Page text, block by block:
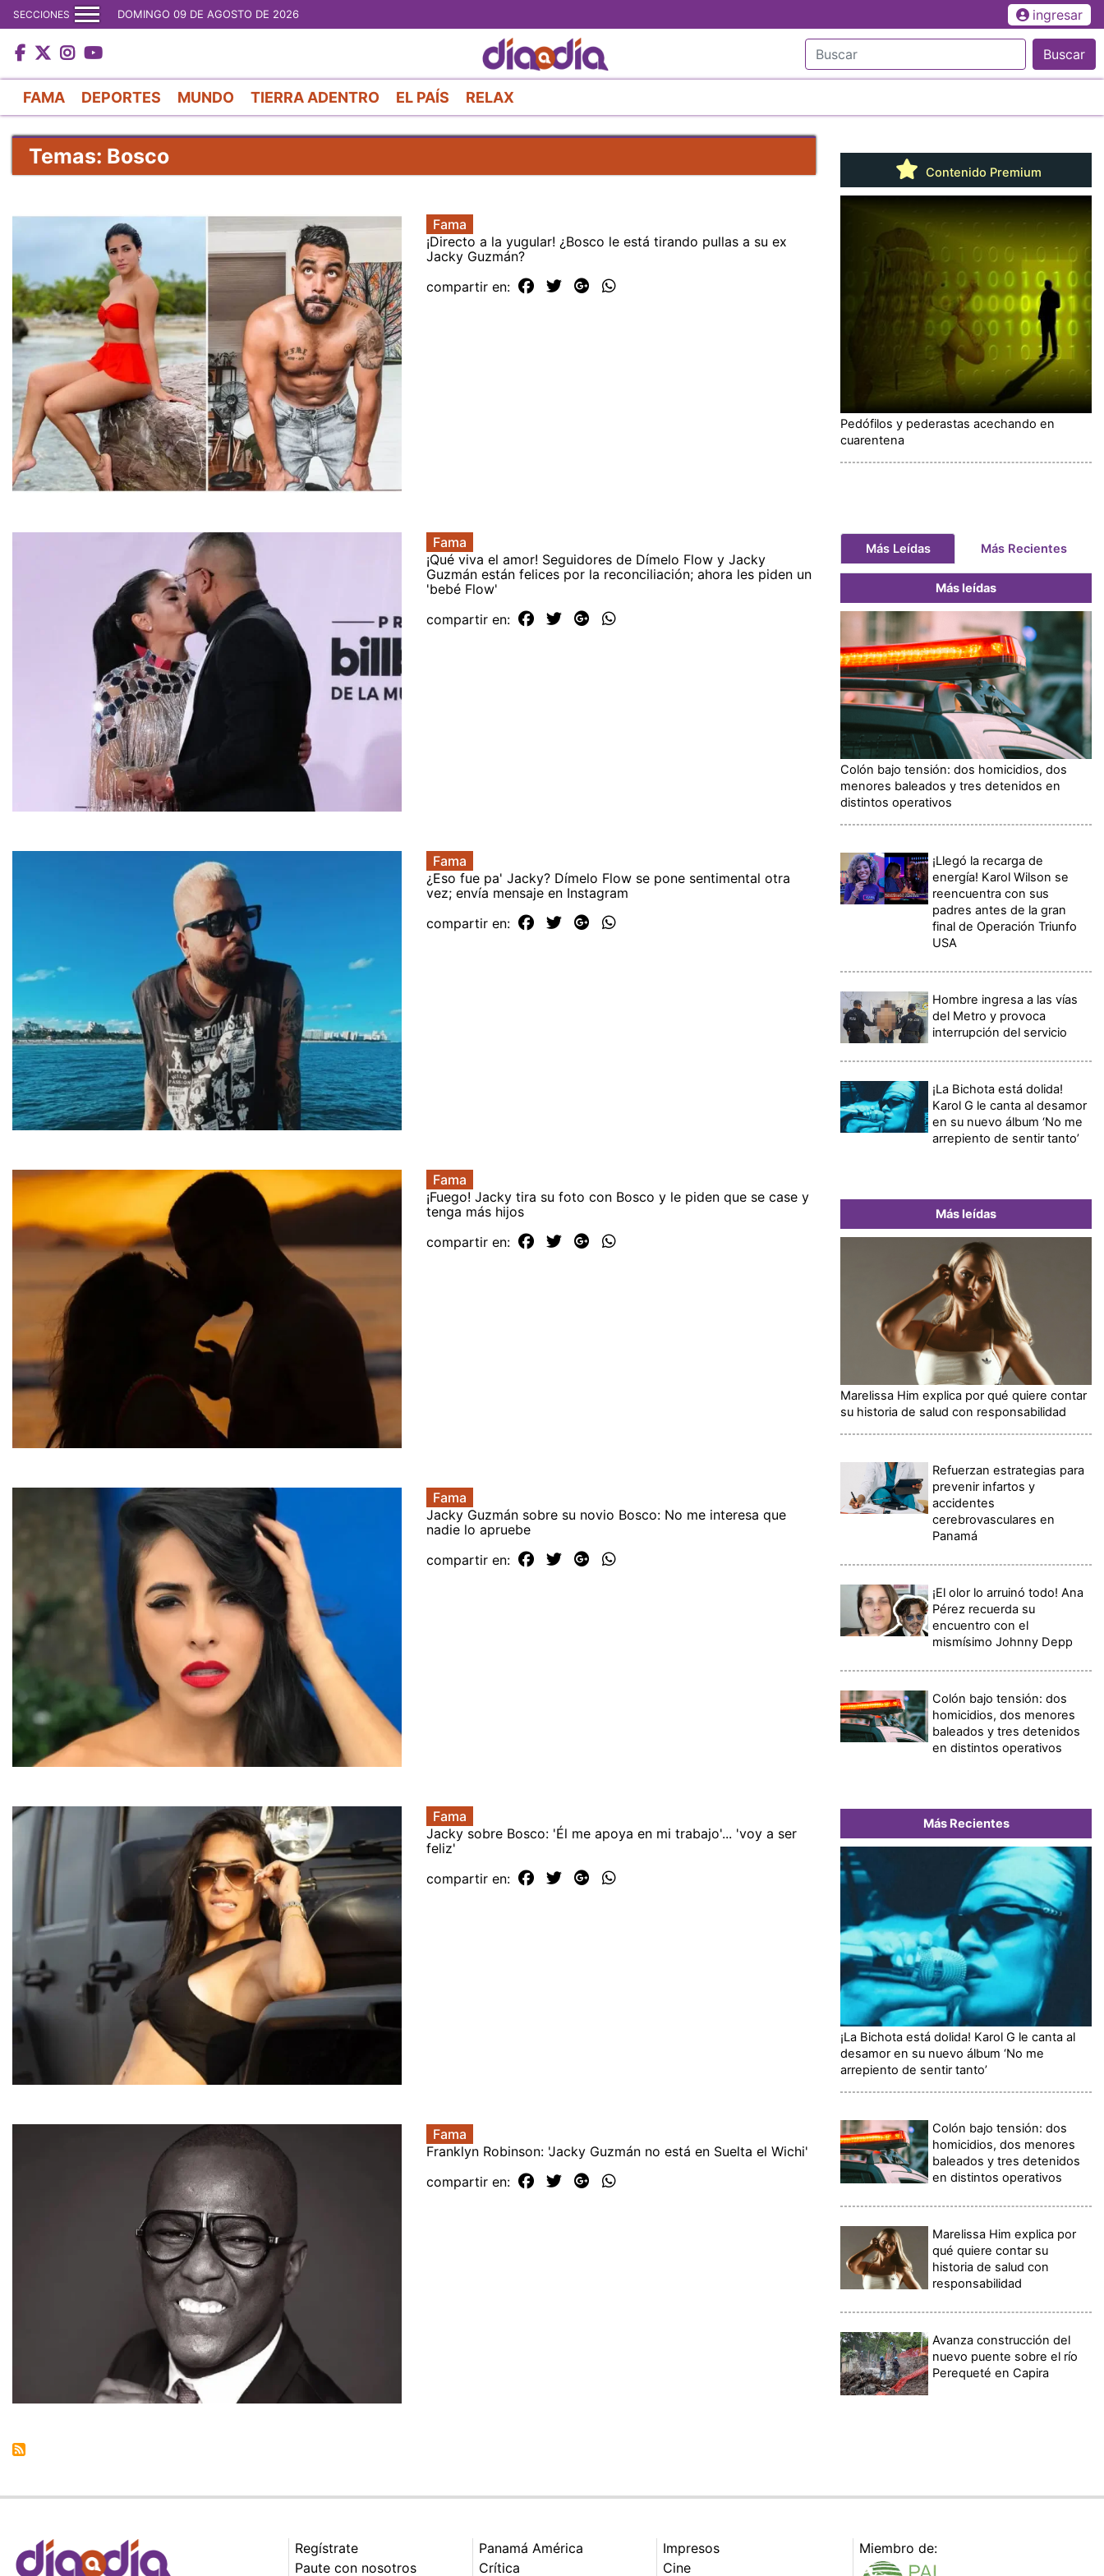
al
contenido
principal
SECCIONES DOMINGO 09 DE AGOSTO DE 2026 ingresar
Buscar
FAMA DEPORTES MUNDO TIERRA ADENTRO EL PAÍS RELAX
Temas: Bosco
Fama
¡Directo a la yugular! ¿Bosco le está tirando pullas a su ex
Jacky Guzmán?
compartir en:
Fama
¡Qué viva el amor! Seguidores de Dímelo Flow y Jacky
Guzmán están felices por la reconciliación; ahora les piden un
'bebé Flow'
compartir en:
Fama
¿Eso fue pa' Jacky? Dímelo Flow se pone sentimental otra
vez; envía mensaje en Instagram
compartir en:
Fama
¡Fuego! Jacky tira su foto con Bosco y le piden que se case y
tenga más hijos
compartir en:
Fama
Jacky Guzmán sobre su novio Bosco: No me interesa que
nadie lo apruebe
compartir en:
Fama
Jacky sobre Bosco: 'Él me apoya en mi trabajo'... 'voy a ser
feliz'
compartir en:
Fama
Franklyn Robinson: 'Jacky Guzmán no está en Suelta el Wichi'
compartir en:
Contenido Premium
Pedófilos y pederastas acechando en
cuarentena
Más Leídas Más Recientes
Más leídas
Colón bajo tensión: dos homicidios, dos
menores baleados y tres detenidos en
distintos operativos
¡Llegó la recarga de
energía! Karol Wilson se
reencuentra con sus
padres antes de la gran
final de Operación Triunfo
USA
Hombre ingresa a las vías
del Metro y provoca
interrupción del servicio
¡La Bichota está dolida!
Karol G le canta al desamor
en su nuevo álbum ‘No me
arrepiento de sentir tanto’
Más leídas
Marelissa Him explica por qué quiere contar
su historia de salud con responsabilidad
Refuerzan estrategias para
prevenir infartos y
accidentes
cerebrovasculares en
Panamá
¡El olor lo arruinó todo! Ana
Pérez recuerda su
encuentro con el
mismísimo Johnny Depp
Colón bajo tensión: dos
homicidios, dos menores
baleados y tres detenidos
en distintos operativos
Más Recientes
¡La Bichota está dolida! Karol G le canta al
desamor en su nuevo álbum ‘No me
arrepiento de sentir tanto’
Colón bajo tensión: dos
homicidios, dos menores
baleados y tres detenidos
en distintos operativos
Marelissa Him explica por
qué quiere contar su
historia de salud con
responsabilidad
Avanza construcción del
nuevo puente sobre el río
Perequeté en Capira
Regístrate
Paute con nosotros
Panamá América
Crítica
Impresos
Cine
Miembro de: